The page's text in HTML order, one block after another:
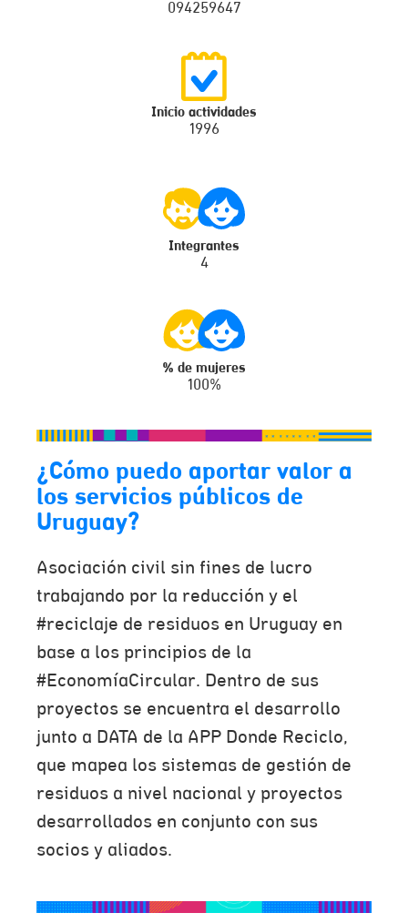
094259647
Inicio actividades
1996
Integrantes
4
% de mujeres
100%
¿Cómo puedo aportar valor a
los servicios públicos de
Uruguay?
Asociación civil sin fines de lucro
trabajando por la reducción y el
#reciclaje de residuos en Uruguay en
base a los principios de la
#EconomíaCircular. Dentro de sus
proyectos se encuentra el desarrollo
junto a DATA de la APP Donde Reciclo,
que mapea los sistemas de gestión de
residuos a nivel nacional y proyectos
desarrollados en conjunto con sus
socios y aliados.